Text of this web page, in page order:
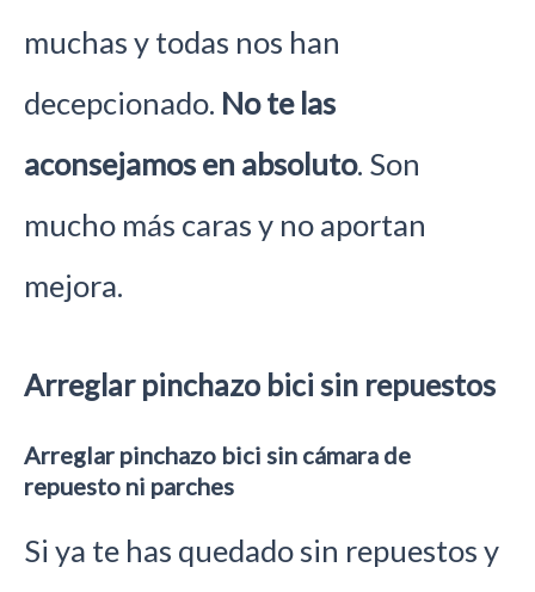
muchas y todas nos han
decepcionado. No te las
aconsejamos en absoluto. Son
mucho más caras y no aportan
mejora.
Arreglar pinchazo bici sin repuestos
Arreglar pinchazo bici sin cámara de
repuesto ni parches
Si ya te has quedado sin repuestos y